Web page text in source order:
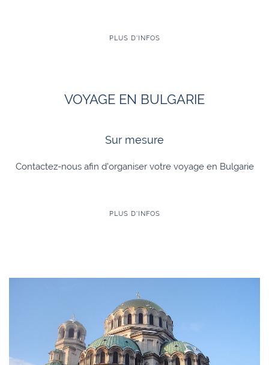
PLUS D'INFOS
VOYAGE EN BULGARIE
Sur mesure
Contactez-nous afin d'organiser votre voyage en Bulgarie
PLUS D'INFOS